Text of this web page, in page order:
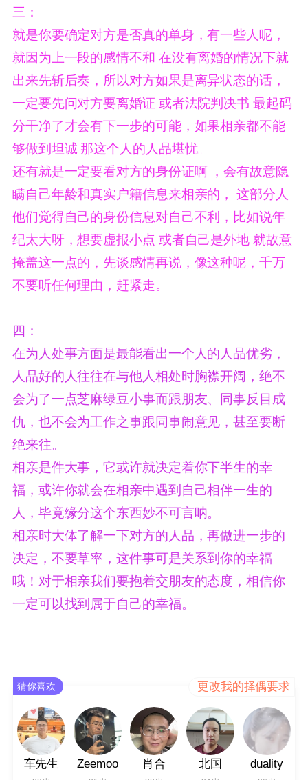
三：
就是你要确定对方是否真的单身，有一些人呢，
就因为上一段的感情不和 在没有离婚的情况下就
出来先斩后奏，所以对方如果是离异状态的话，
一定要先问对方要离婚证 或者法院判决书 最起码
分干净了才会有下一步的可能，如果相亲都不能
够做到坦诚 那这个人的人品堪忧。
还有就是一定要看对方的身份证啊 ，会有故意隐
瞒自己年龄和真实户籍信息来相亲的， 这部分人
他们觉得自己的身份信息对自己不利，比如说年
纪太大呀，想要虚报小点 或者自己是外地 就故意
掩盖这一点的，先谈感情再说，像这种呢，千万
不要听任何理由，赶紧走。
四：
在为人处事方面是最能看出一个人的人品优劣，
人品好的人往往在与他人相处时胸襟开阔，绝不
会为了一点芝麻绿豆小事而跟朋友、同事反目成
仇，也不会为工作之事跟同事闹意见，甚至要断
绝来往。
相亲是件大事，它或许就决定着你下半生的幸
福，或许你就会在相亲中遇到自己相伴一生的
人，毕竟缘分这个东西妙不可言呐。
相亲时大体了解一下对方的人品，再做进一步的
决定，不要草率，这件事可是关系到你的幸福
哦！对于相亲我们要抱着交朋友的态度，相信你
一定可以找到属于自己的幸福。
猜你喜欢 更改我的择偶要求
车先生 Zeemoo 肖合 北国 duality